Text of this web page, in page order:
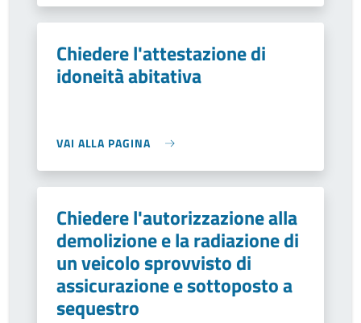
Chiedere l'attestazione di
idoneità abitativa
VAI ALLA PAGINA
Chiedere l'autorizzazione alla
demolizione e la radiazione di
un veicolo sprovvisto di
assicurazione e sottoposto a
sequestro